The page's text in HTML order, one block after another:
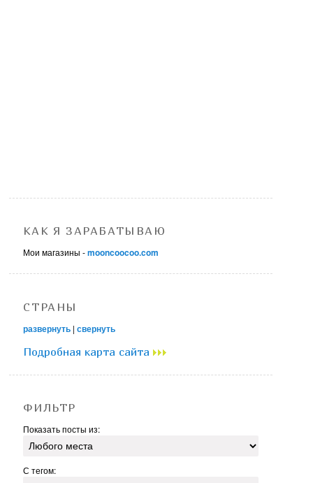
КАК Я ЗАРАБАТЫВАЮ
Мои магазины -mooncoocoo.com
СТРАНЫ
развернуть |свернуть
Подробная карта сайта
ФИЛЬТР
Показать посты из:
С тегом: